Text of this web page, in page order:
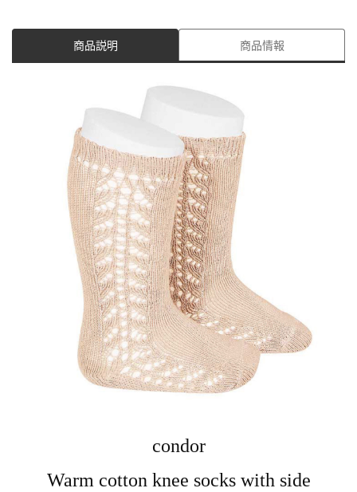
商品説明 商品情報
condor
Warm cotton knee socks with side